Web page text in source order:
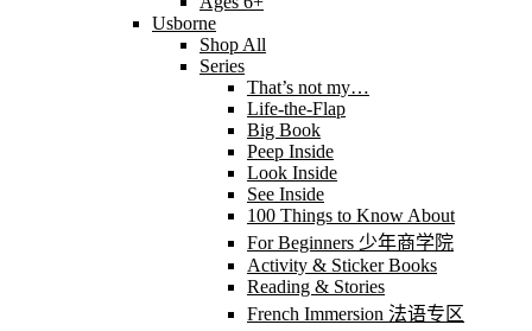
Usborne
Shop All
Series
That’s not my…
Life-the-Flap
Big Book
Peep Inside
Look Inside
See Inside
100 Things to Know About
For Beginners 少年商学院
Activity & Sticker Books
Reading & Stories
French Immersion 法语专区